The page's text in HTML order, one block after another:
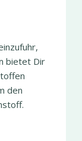
bietet Dir
den